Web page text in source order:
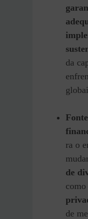
da
ra o
de
como
de